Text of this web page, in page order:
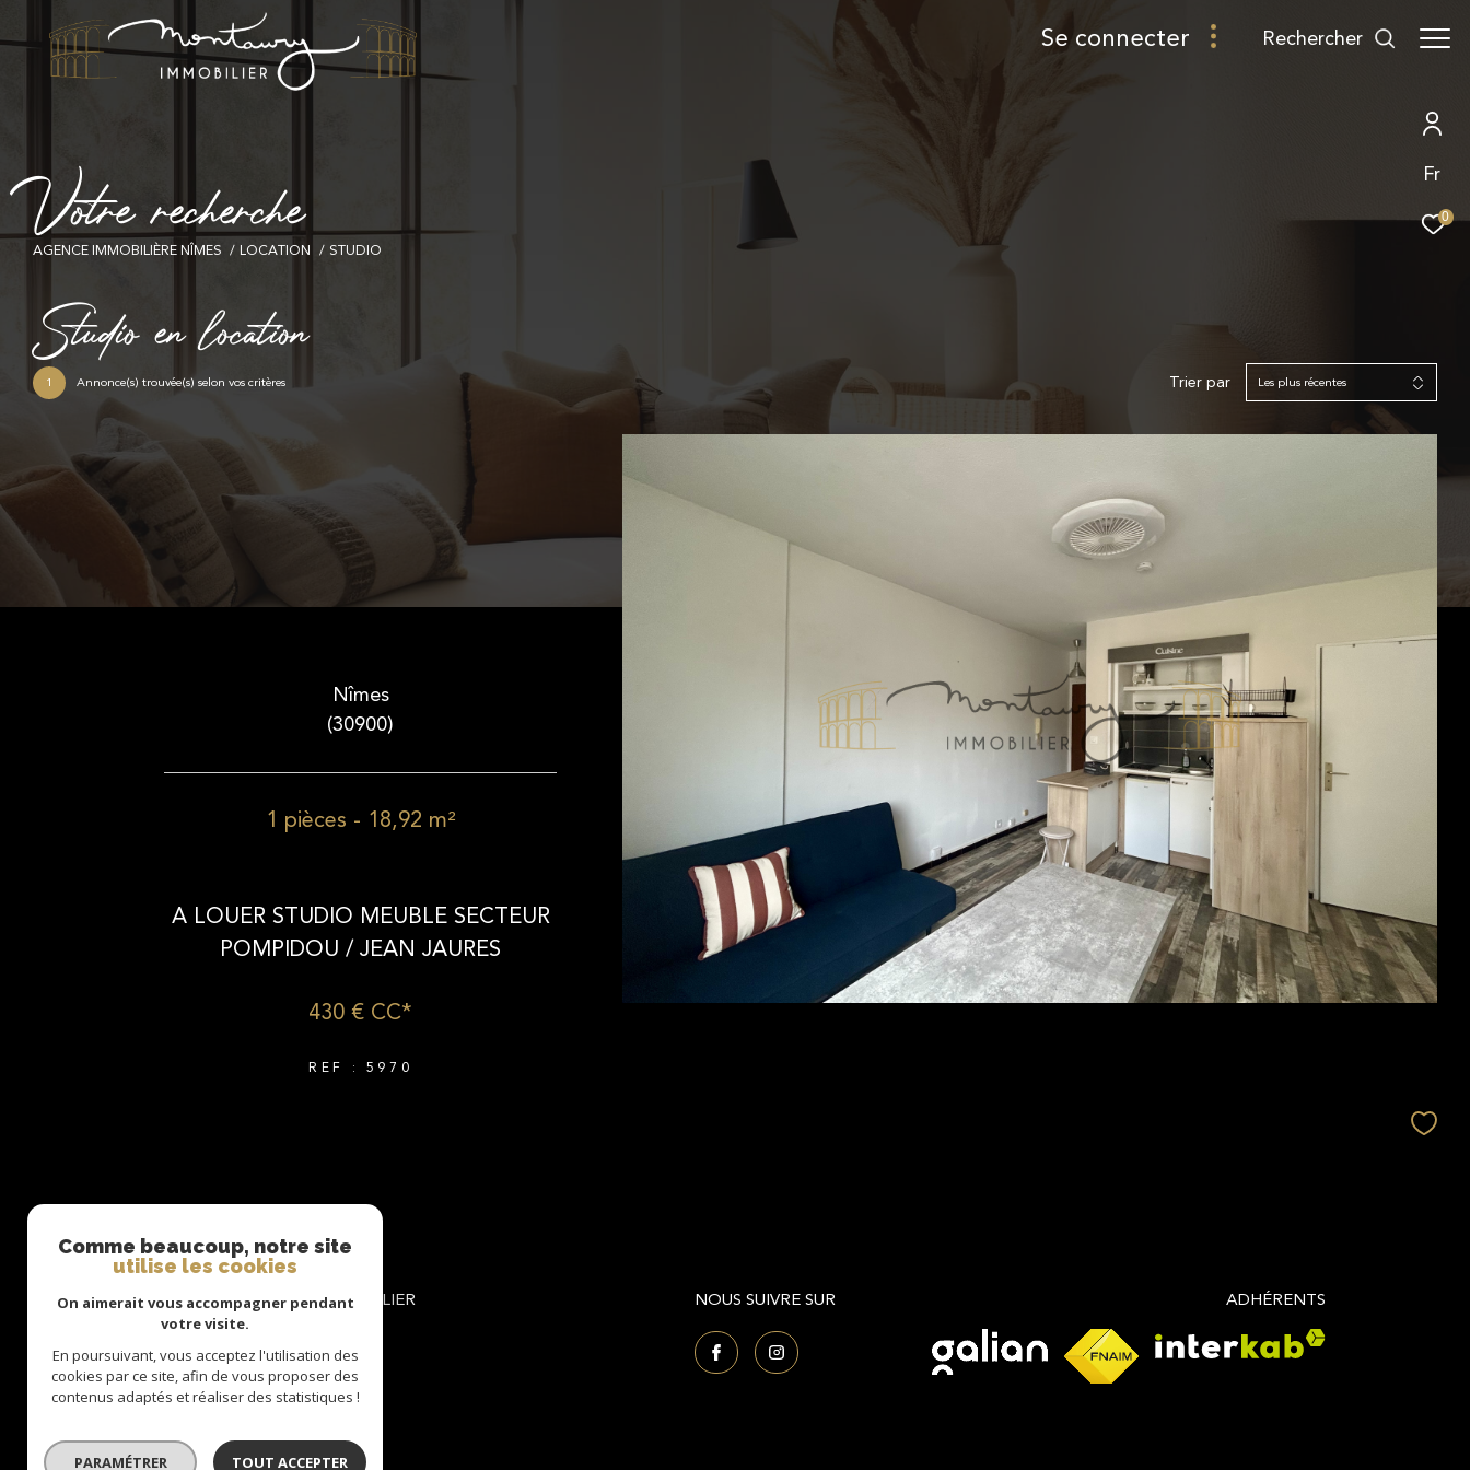
Fr
0
se connecter rechercher
Votrerecherche
AGENCE IMMOBILIÈRE NÎMES LOCATION STUDIO
Studio en location
1 Annonce(s) trouvée(s) selon vos critères Trier par Les plus récentes
Nîmes
(30900)
1 pièces - 18,92 m²
A LOUER STUDIO MEUBLE SECTEUR
POMPIDOU / JEAN JAURES
430 € CC*
REF : 5970
AGENCE MONTAURY IMMOBILIER
04 66 04 29 60
contact@montaury-immobilier.com
60 avenue Georges Pompidou
NOUS SUIVRE SUR ADHÉRENTS
Comme beaucoup, notre site
utilise les cookies
On aimerait vous accompagner pendant
votre visite.
En poursuivant, vous acceptez l'utilisation des
cookies par ce site, afin de vous proposer des
contenus adaptés et réaliser des statistiques !
PARAMÉTRER TOUT ACCEPTER